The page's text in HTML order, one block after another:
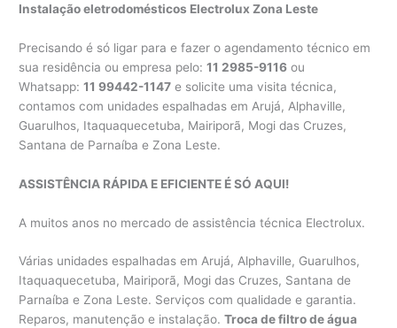
Instalação eletrodomésticos Electrolux Zona Leste
Precisando é só ligar para e fazer o agendamento técnico em
sua residência ou empresa pelo:11 2985-9116 ou
Whatsapp:11 99442-1147 e solicite uma visita técnica,
contamos com unidades espalhadas em Arujá, Alphaville,
Guarulhos, Itaquaquecetuba, Mairiporã, Mogi das Cruzes,
Santana de Parnaíba e Zona Leste.
ASSISTÊNCIA RÁPIDA E EFICIENTE É SÓ AQUI!
A muitos anos no mercado de assistência técnica Electrolux.
Várias unidades espalhadas em Arujá, Alphaville, Guarulhos,
Itaquaquecetuba, Mairiporã, Mogi das Cruzes, Santana de
Parnaíba e Zona Leste. Serviços com qualidade e garantia.
Reparos, manutenção e instalação.Troca de filtro de água